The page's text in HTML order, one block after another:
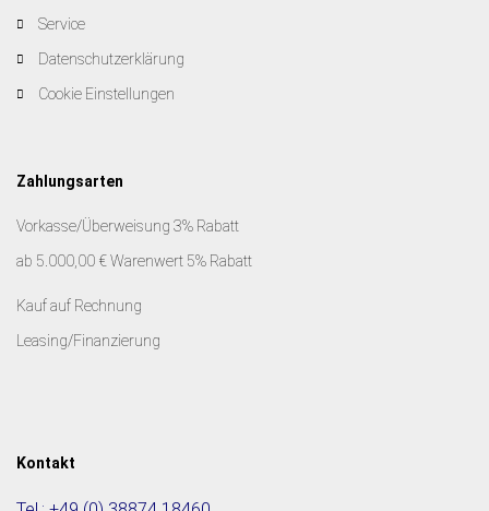
Service
Datenschutzerklärung
Cookie Einstellungen
Zahlungsarten
Vorkasse/Überweisung 3% Rabatt
ab 5.000,00 € Warenwert 5% Rabatt
Kauf auf Rechnung
Leasing/Finanzierung
Kontakt